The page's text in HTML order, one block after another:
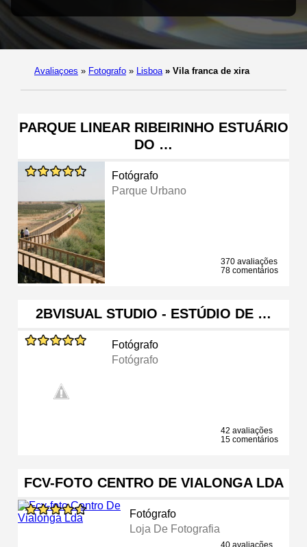
Avaliaçoes » Fotografo » Lisboa » Vila franca de xira
PARQUE LINEAR RIBEIRINHO ESTUÁRIO
DO …
Fotógrafo
Parque Urbano
370 avaliações
78 comentários
2BVISUAL STUDIO - ESTÚDIO DE …
Fotógrafo
Fotógrafo
42 avaliações
15 comentários
FCV-FOTO CENTRO DE VIALONGA LDA
Fotógrafo
Loja De Fotografia
40 avaliações